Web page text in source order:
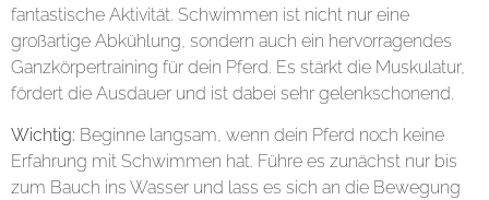
fantastische Aktivität. Schwimmen ist nicht nur eine
großartige Abkühlung, sondern auch ein hervorragendes
Ganzkörpertraining für dein Pferd. Es stärkt die Muskulatur,
fördert die Ausdauer und ist dabei sehr gelenkschonend.
Wichtig: Beginne langsam, wenn dein Pferd noch keine
Erfahrung mit Schwimmen hat. Führe es zunächst nur bis
zum Bauch ins Wasser und lass es sich an die Bewegung